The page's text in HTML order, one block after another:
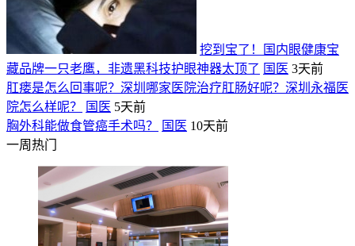
挖到宝了！国内眼健康宝
藏品牌一只老鹰，非遗黑科技护眼神器太顶了 国医 3天前
肛瘘是怎么回事呢？深圳哪家医院治疗肛肠好呢？深圳永福医
院怎么样呢？
国医 5天前
胸外科能做食管癌手术吗？
国医 10天前
一周热门